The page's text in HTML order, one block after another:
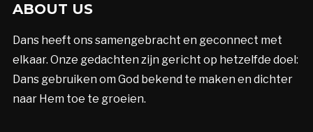
ABOUT US
Dans heeft ons samengebracht en geconnect met
elkaar. Onze gedachten zijn gericht op hetzelfde doel:
Dans gebruiken om God bekend te maken en dichter
naar Hem toe te groeien.